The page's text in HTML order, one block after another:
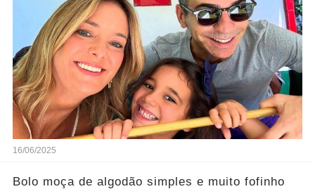
16/06/2025
Bolo moça de algodão simples e muito fofinho